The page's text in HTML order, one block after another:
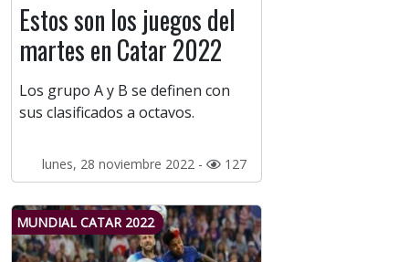
Estos son los juegos del
martes en Catar 2022
Los grupo A y B se definen con
sus clasificados a octavos.
lunes, 28 noviembre 2022 - 127
MUNDIAL CATAR 2022